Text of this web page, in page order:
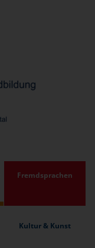
Fremdsprachen
Kultur & Kunst